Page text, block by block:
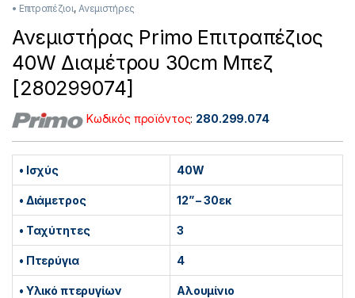
• Επιτραπέζιοι, Ανεμιστήρες
Ανεμιστήρας Primo Επιτραπέζιος
40W Διαμέτρου 30cm Μπεζ
[280299074]
Κωδικός προϊόντος: 280.299.074
• Ισχύς 40W
• Διάμετρος 12” – 30εκ
• Ταχύτητες 3
• Πτερύγια 4
• Υλικό πτερυγίων Αλουμίνιο